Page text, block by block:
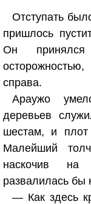
Отступать
пришлось
Он
справа.
Араужо
деревьев
шестам, и плот
Малейший
наскочив на
развалилась бы
— Как здесь